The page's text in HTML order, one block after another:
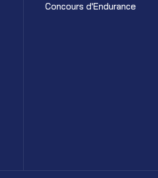
Concours d'Endurance